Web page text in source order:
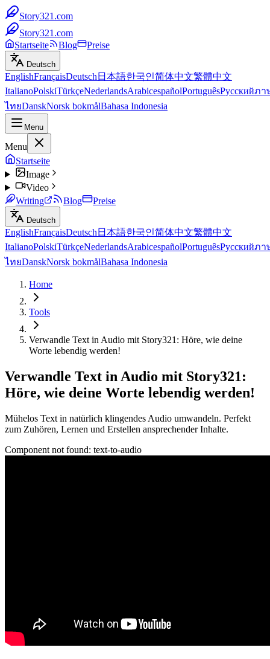
Story321.com
Story321.com
Startseite
Blog Preise
Deutsch
EnglishFrançaisDeutsch 日本語한국인简体中文繁體中文
ItalianoPolskiTürkçeNederlandsArabicespañolPortuguêsРусскийภา
ไทยDanskNorsk bokmålBahasa Indonesia
Menu
Menu
Startseite
Image
Video
Writing
Blog Preise
Deutsch
EnglishFrançaisDeutsch 日本語한국인简体中文繁體中文
ItalianoPolskiTürkçeNederlandsArabicespañolPortuguêsРусскийภา
ไทยDanskNorsk bokmålBahasa Indonesia
Home
Tools
Verwandle Text in Audio mit Story321: Höre, wie deine
Worte lebendig werden!
Verwandle Text in Audio mit Story321:
Höre, wie deine Worte lebendig werden!
Mühelos Text in natürlich klingendes Audio umwandeln. Perfekt
zum Zuhören, Lernen und Erstellen ansprechender Inhalte.
Component not found: text-to-audio